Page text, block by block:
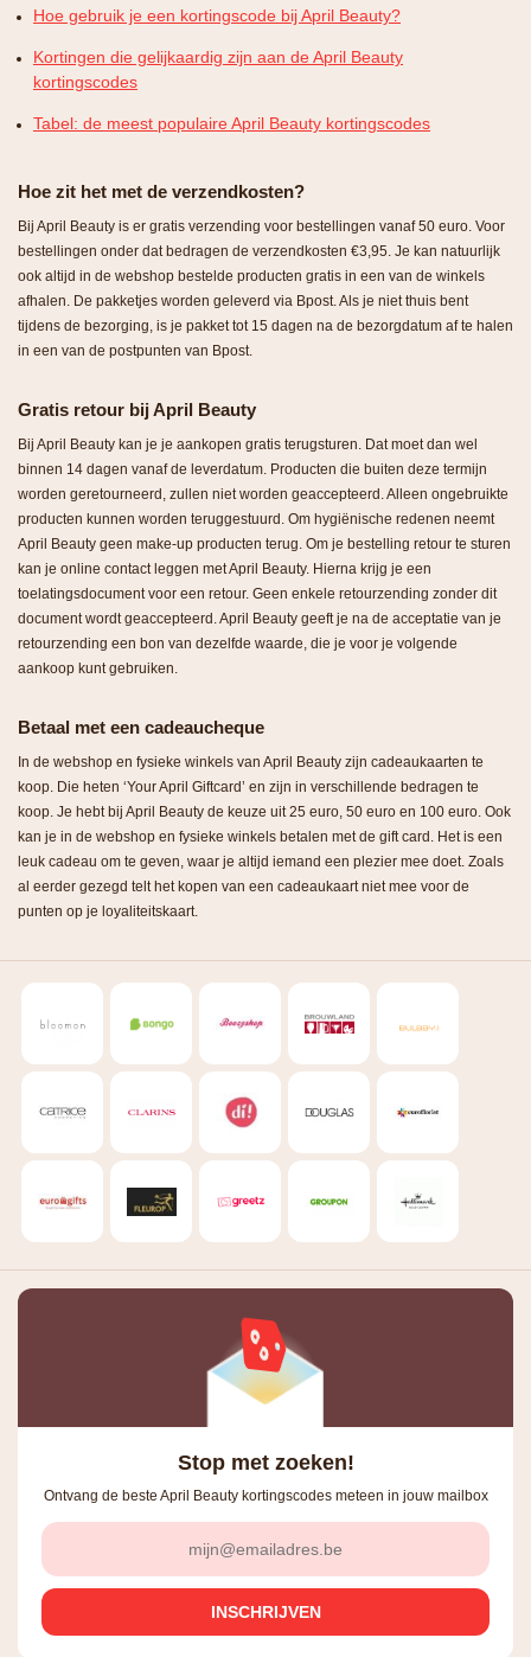
Hoe gebruik je een kortingscode bij April Beauty?
Kortingen die gelijkaardig zijn aan de April Beauty
kortingscodes
Tabel: de meest populaire April Beauty kortingscodes
Hoe zit het met de verzendkosten?
Bij April Beauty is er gratis verzending voor bestellingen vanaf 50 euro. Voor
bestellingen onder dat bedragen de verzendkosten €3,95. Je kan natuurlijk
ook altijd in de webshop bestelde producten gratis in een van de winkels
afhalen. De pakketjes worden geleverd via Bpost. Als je niet thuis bent
tijdens de bezorging, is je pakket tot 15 dagen na de bezorgdatum af te halen
in een van de postpunten van Bpost.
Gratis retour bij April Beauty
Bij April Beauty kan je je aankopen gratis terugsturen. Dat moet dan wel
binnen 14 dagen vanaf de leverdatum. Producten die buiten deze termijn
worden geretourneerd, zullen niet worden geaccepteerd. Alleen ongebruikte
producten kunnen worden teruggestuurd. Om hygiënische redenen neemt
April Beauty geen make-up producten terug. Om je bestelling retour te sturen
kan je online contact leggen met April Beauty. Hierna krijg je een
toelatingsdocument voor een retour. Geen enkele retourzending zonder dit
document wordt geaccepteerd. April Beauty geeft je na de acceptatie van je
retourzending een bon van dezelfde waarde, die je voor je volgende
aankoop kunt gebruiken.
Betaal met een cadeaucheque
In de webshop en fysieke winkels van April Beauty zijn cadeaukaarten te
koop. Die heten ‘Your April Giftcard’ en zijn in verschillende bedragen te
koop. Je hebt bij April Beauty de keuze uit 25 euro, 50 euro en 100 euro. Ook
kan je in de webshop en fysieke winkels betalen met de gift card. Het is een
leuk cadeau om te geven, waar je altijd iemand een plezier mee doet. Zoals
al eerder gezegd telt het kopen van een cadeaukaart niet mee voor de
punten op je loyaliteitskaart.
Stop met zoeken!
Ontvang de beste April Beauty kortingscodes meteen in jouw mailbox